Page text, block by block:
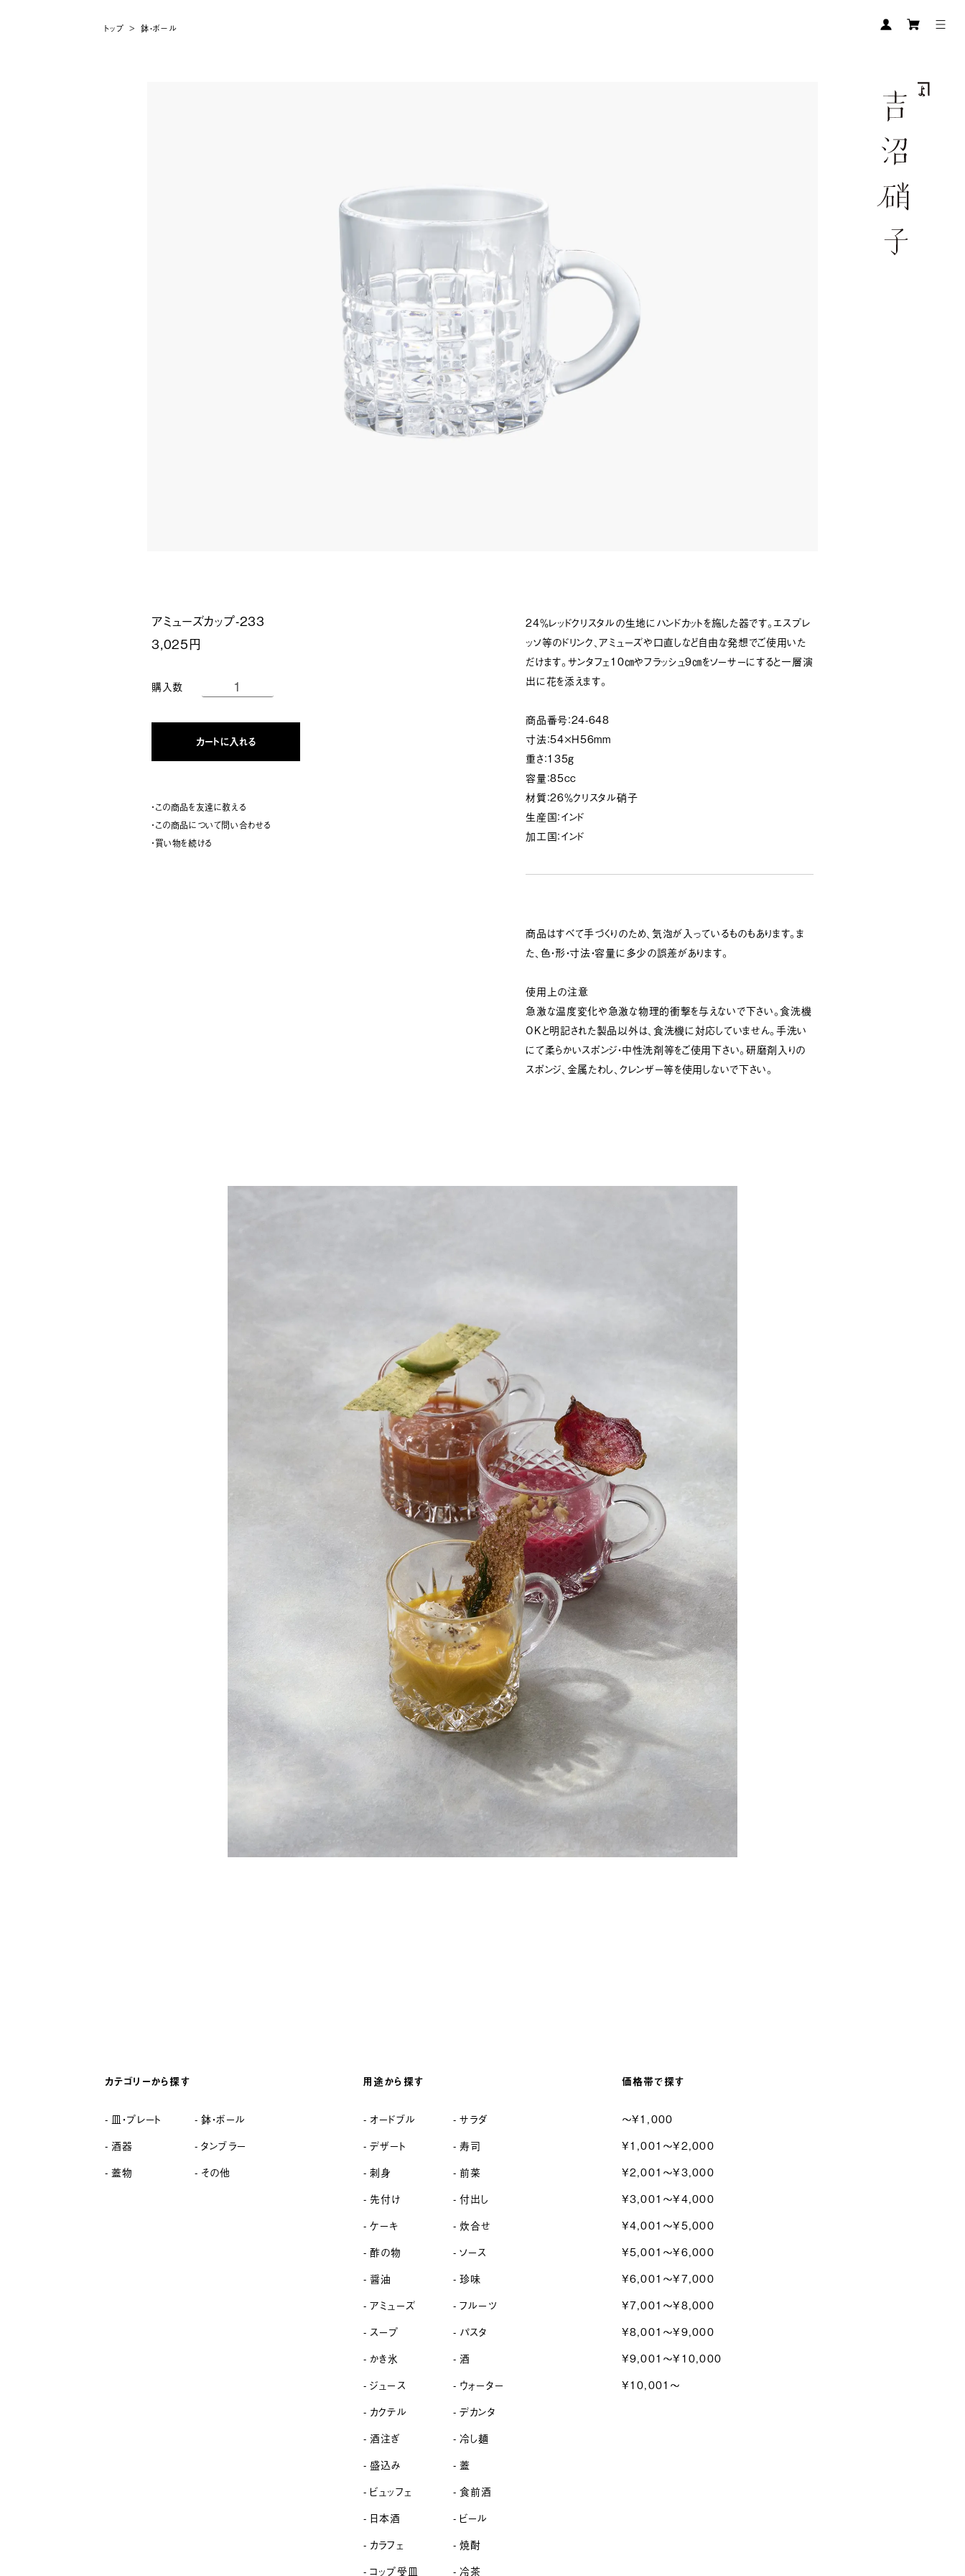
トップ >鉢・ボール
アミューズカップ-233
3,025円
購入数
カートに入れる
・この商品を友達に教える
・この商品について問い合わせる
・買い物を続ける
24％レッドクリスタルの生地にハンドカットを施した器です。エスプレ
ッソ等のドリンク、アミューズや口直しなど自由な発想でご使用いた
だけます。サンタフェ10㎝やフラッシュ9㎝をソーサーにすると一層演
出に花を添えます。
商品番号：24-648
寸法：54×H56mm
重さ：135g
容量：85cc
材質：26％クリスタル硝子
生産国：インド
加工国：インド
商品はすべて手づくりのため、気泡が入っているものもあります。ま
た、色・形・寸法・容量に多少の誤差があります。
使用上の注意
急激な温度変化や急激な物理的衝撃を与えないで下さい。食洗機
OKと明記された製品以外は、食洗機に対応していません。手洗い
にて柔らかいスポンジ・中性洗剤等をご使用下さい。研磨剤入りの
スポンジ、金属たわし、クレンザー等を使用しないで下さい。
カテゴリーから探す
皿・プレート
鉢・ボール
酒器
タンブラー
蓋物
その他
用途から探す
オードブル
サラダ
デザート
寿司
刺身
前菜
先付け
付出し
ケーキ
炊合せ
酢の物
ソース
醤油
珍味
アミューズ
フルーツ
スープ
パスタ
かき氷
酒
ジュース
ウォーター
カクテル
デカンタ
酒注ぎ
冷し麺
盛込み
蓋
ビュッフェ
食前酒
日本酒
ビール
カラフェ
焼酎
コップ受皿
冷茶
価格帯で探す
〜¥1,000
¥1,001〜¥2,000
¥2,001〜¥3,000
¥3,001〜¥4,000
¥4,001〜¥5,000
¥5,001〜¥6,000
¥6,001〜¥7,000
¥7,001〜¥8,000
¥8,001〜¥9,000
¥9,001〜¥10,000
¥10,001〜